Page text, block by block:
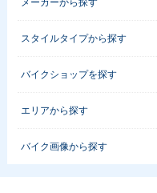
メーカーから探す
スタイルタイプから探す
バイクショップを探す
エリアから探す
バイク画像から探す